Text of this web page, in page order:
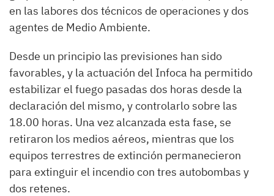
en las labores dos técnicos de operaciones y dos
agentes de Medio Ambiente.
Desde un principio las previsiones han sido
favorables, y la actuación del Infoca ha permitido
estabilizar el fuego pasadas dos horas desde la
declaración del mismo, y controlarlo sobre las
18.00 horas. Una vez alcanzada esta fase, se
retiraron los medios aéreos, mientras que los
equipos terrestres de extinción permanecieron
para extinguir el incendio con tres autobombas y
dos retenes.